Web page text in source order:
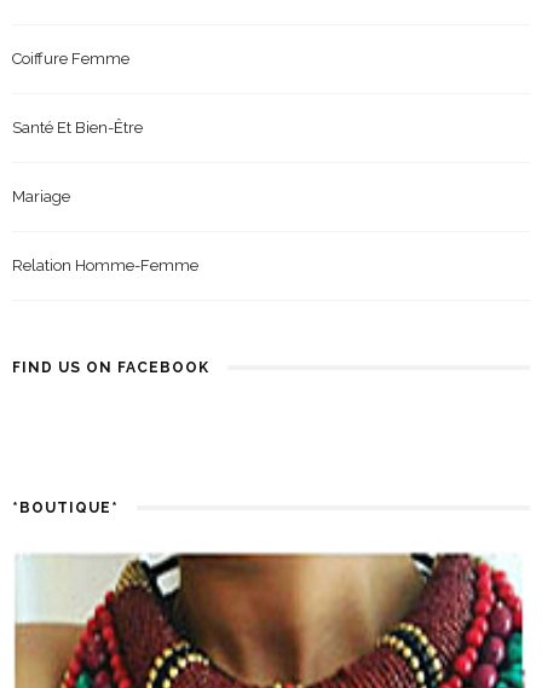
Coiffure Femme
Santé Et Bien-Être
Mariage
Relation Homme-Femme
FIND US ON FACEBOOK
*BOUTIQUE*